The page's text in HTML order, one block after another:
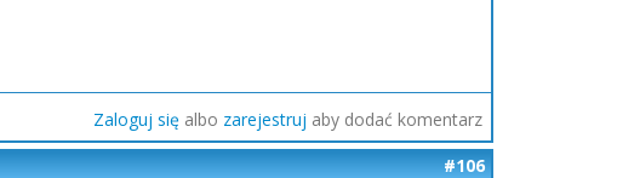
Zaloguj się albo zarejestruj aby dodać komentarz
#106